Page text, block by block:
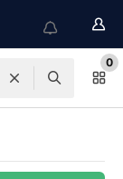
0